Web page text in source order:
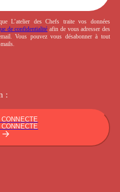
L’atelier des Chefs traite vos données
de confidentialité afin de vous adresser des
Vous pouvez vous désabonner à tout
: